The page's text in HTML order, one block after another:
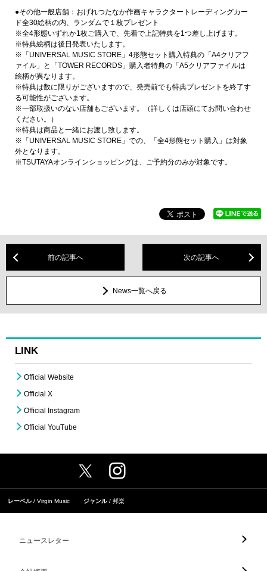
●その他一般店舗：おげれつたなか作画キャラクタートレーディングカー
ド全30絵柄の内、ランダムで１枚プレゼント
※全4形態いずれか1枚ご購入で、先着で上記特典を1つ差し上げます。
※特典絵柄は後日発表いたします。
※「UNIVERSAL MUSIC STORE」4形態セット購入特典の「A4クリアフ
ァイル」と「TOWER RECORDS」購入者特典の「A5クリアファイルは
絵柄が異なります。
※特典は数に限りがございますので、発売前でも特典プレゼントを終了す
る可能性がございます。
※一部取扱いのない店舗もございます。（詳しくは店頭にてお問い合わせ
ください。）
※特典は商品と一緒にお渡し致します。
※「UNIVERSAL MUSIC STORE」での、「全4形態セット購入」は対象
外となります。
※TSUTAYAオンラインショッピングは、ご予約分のみが対象です。
前の記事へ 次の記事へ
News一覧へ戻る
LINK
Official Website
Official X
Official Instagram
Official YouTube
レーベル Virgin Music ジャンル 邦楽
ニュースレター